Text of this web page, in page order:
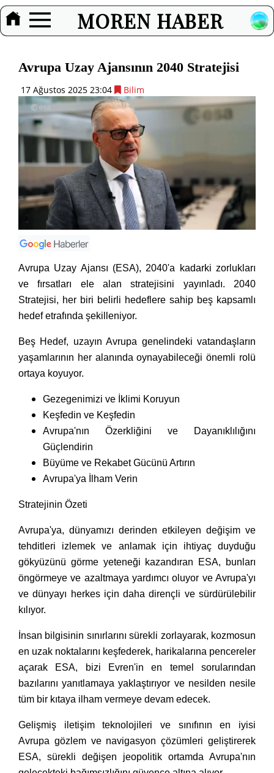
MOREN HABER
Avrupa Uzay Ajansının 2040 Stratejisi
17 Ağustos 2025 23:04 Bilim
Avrupa Uzay Ajansı (ESA), 2040'a kadarki zorlukları
ve fırsatları ele alan stratejisini yayınladı. 2040
Stratejisi, her biri belirli hedeflere sahip beş kapsamlı
hedef etrafında şekilleniyor.
Beş Hedef, uzayın Avrupa genelindeki vatandaşların
yaşamlarının her alanında oynayabileceği önemli rolü
ortaya koyuyor.
Gezegenimizi ve İklimi Koruyun
Keşfedin ve Keşfedin
Avrupa'nın Özerkliğini ve Dayanıklılığını
Güçlendirin
Büyüme ve Rekabet Gücünü Artırın
Avrupa'ya İlham Verin
Stratejinin Özeti
Avrupa'ya, dünyamızı derinden etkileyen değişim ve
tehditleri izlemek ve anlamak için ihtiyaç duyduğu
gökyüzünü görme yeteneği kazandıran ESA, bunları
öngörmeye ve azaltmaya yardımcı oluyor ve Avrupa'yı
ve dünyayı herkes için daha dirençli ve sürdürülebilir
kılıyor.
İnsan bilgisinin sınırlarını sürekli zorlayarak, kozmosun
en uzak noktalarını keşfederek, harikalarına pencereler
açarak ESA, bizi Evren'in en temel sorularından
bazılarını yanıtlamaya yaklaştırıyor ve nesilden nesile
tüm bir kıtaya ilham vermeye devam edecek.
Gelişmiş iletişim teknolojileri ve sınıfının en iyisi
Avrupa gözlem ve navigasyon çözümleri geliştirerek
ESA, sürekli değişen jeopolitik ortamda Avrupa'nın